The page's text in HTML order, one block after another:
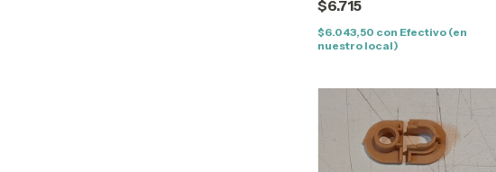
$6.715
$6.043,50 con Efectivo (en
nuestro local)